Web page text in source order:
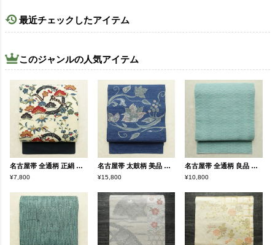
最近チェックしたアイテム
このジャンルの人気アイテム
名古屋帯 全通柄 正絹 古典柄 名古屋仕立て なごや帯 リサイクル帯 帯 クリーム
¥7,800
名古屋帯 太鼓柄 美品 正絹 花柄 松葉仕立て なごや帯 リサイクル帯 帯 青・紺
¥15,800
名古屋帯 全通柄 良品 夏用 混紡 縞柄・線柄 松葉仕立て なごや帯 リサイクル帯 帯 青・紺
¥10,800